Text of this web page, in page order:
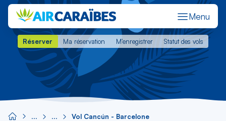
Menu
Réserver Ma réservation M'enregistrer Statut des vols
Réserver Ma réservation M'enregistrer Statut des vols
Vol Cancún - Barcelone